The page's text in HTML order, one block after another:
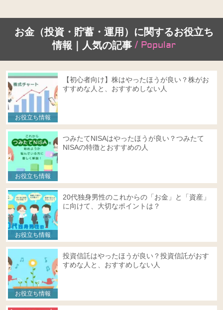
お金（投資・貯蓄・運用）に関するお役立ち
情報｜人気の記事 / Popular
お役立ち情報
【初心者向け】株はやったほうが良い？株がお
すすめな人と、おすすめしない人
お役立ち情報
つみたてNISAはやったほうが良い？つみたて
NISAの特徴とおすすめの人
お役立ち情報
20代独身男性のこれからの「お金」と「資産」
に向けて、大切なポイントは？
お役立ち情報
投資信託はやったほうが良い？投資信託がおす
すめな人と、おすすめしない人